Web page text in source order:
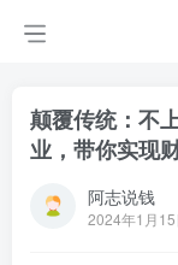
颠覆传统：不
业，带你实现
阿志说钱
2024年1月